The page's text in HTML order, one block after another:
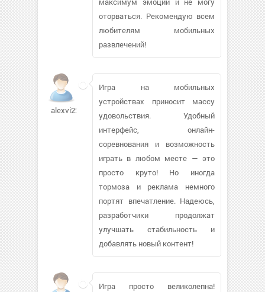
оторваться. Рекомендую всем
любителям мобильных
развлечений!
alexvi224
Игра на мобильных
устройствах приносит массу
удовольствия. Удобный
интерфейс, онлайн-
соревнования и возможность
играть в любом месте — это
просто круто! Но иногда
тормоза и реклама немного
портят впечатление. Надеюсь,
разработчики продолжат
улучшать стабильность и
добавлять новый контент!
Игра просто великолепна!